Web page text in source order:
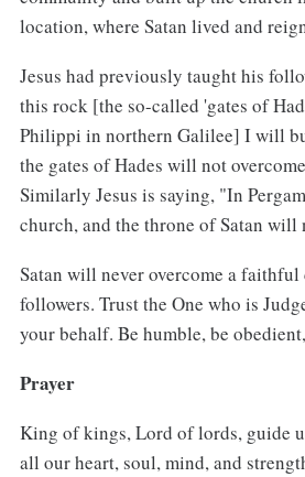
location, where Satan lived and
Jesus had previously taught his
this rock [the so-called 'gates of
Philippi in northern Galilee] I will
the gates of Hades will not
Similarly Jesus is saying, "In
church, and the throne of Satan will
Satan will never overcome a
followers. Trust the One who is
your behalf. Be humble, be
Prayer
King of kings, Lord of lords, guide
all our heart, soul, mind, and